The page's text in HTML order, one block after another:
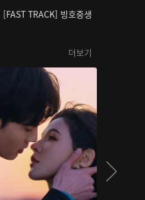
[FAST TRACK] 빙호중생
더보기